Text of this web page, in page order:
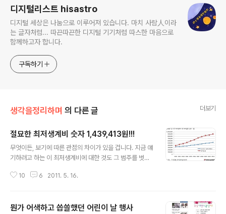
디지털리스트 hisastro
디지털 세상은 나눔으로 이루어져 있습니다. 마치 사람人이라
는 글자처럼... 따끈따끈한 디지털 기기처럼 따스한 마음으로
함께하고자 합니다.
구독하기
생각을정리하며 의 다른 글 더보기
절묘한 최저생계비 숫자 1,439,413원!!!
무엇이든, 보기에 따른 관점의 차이가 있을 겁니다. 지금 얘
기하려고 하는 이 최저생계비에 대한 것도 그 범주를 벗어
되신다면 좋겠습니다. 최저생계비... 결국 있고 없고 또는
비는 우연이라고 하기엔 그 숫자가 주는 느낌이 참으로 묘
10 6 2011. 5. 16.
뭔가 어색하고 씁쓸했던 어린이 날 행사